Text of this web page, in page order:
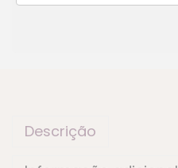
Descrição